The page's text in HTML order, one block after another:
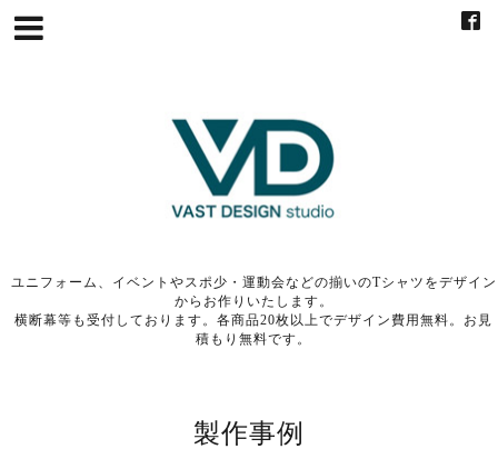
ユニフォーム、イベントやスポ少・運動会などの揃いのTシャツをデザイン
からお作りいたします。
横断幕等も受付しております。各商品20枚以上でデザイン費用無料。お見
積もり無料です。
製作事例